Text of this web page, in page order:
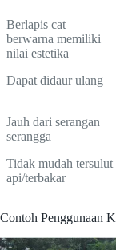
Berlapis cat
berwarna memiliki
nilai estetika
Dapat didaur ulang
Jauh dari serangan
serangga
Tidak mudah tersulut
api/terbakar
Contoh Penggunaan